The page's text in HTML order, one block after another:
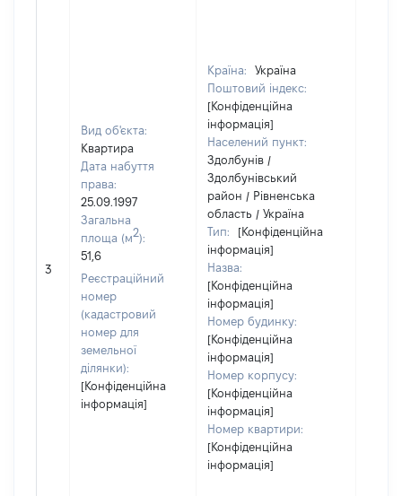
3
Вид об'єкта:
Квартира
Дата набуття
права:
25.09.1997
Загальна
площа (м2):
51,6
Реєстраційний
номер
(кадастровий
номер для
земельної
ділянки):
[Конфіденційна
інформація]
Країна:
Україна
Поштовий індекс:
[Конфіденційна
інформація]
Населений пункт:
Здолбунів /
Здолбунівський
район / Рівненська
область / Україна
Тип:
[Конфіденційна
інформація]
Назва:
[Конфіденційна
інформація]
Номер будинку:
[Конфіденційна
інформація]
Номер корпусу:
[Конфіденційна
інформація]
Номер квартири:
[Конфіденційна
інформація]